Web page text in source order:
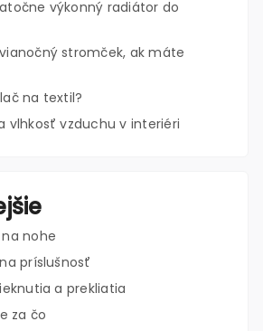
výkonný radiátor do
stromček, ak máte
na textil?
vlhkosť vzduchu v interiéri
nohe
príslušnosť
a prekliatia
za čo